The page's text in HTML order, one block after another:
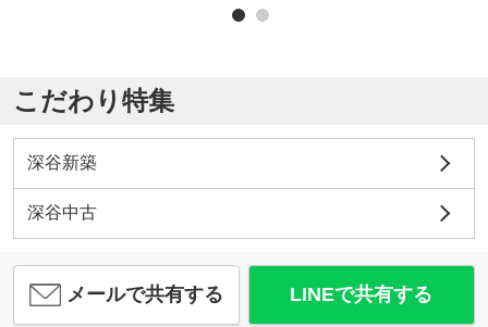
こだわり特集
深谷新築
深谷中古
メールで共有する LINEで共有する